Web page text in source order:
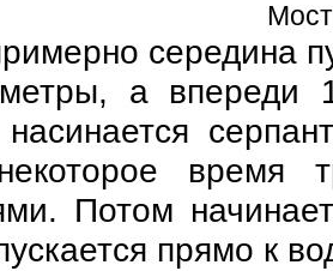
середина
метры, а впереди
время
Потом
прямо к